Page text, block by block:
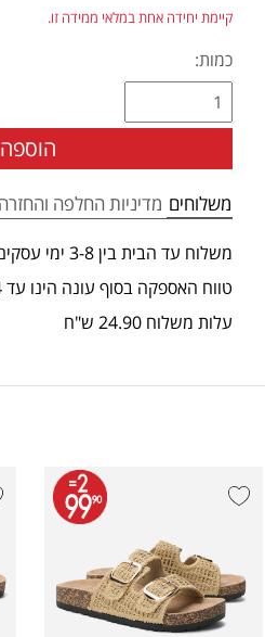
קיימת יחידה אחת במלאי ממידה זו.
כמות:
משלוחים מדיניות החלפה והחזרה
משלוח עד הבית בין 3-8 ימי עסקים
טווח האספקה בסוף עונה הינו עד 14 ימי עסקים
עלות משלוח 24.90 ש"ח